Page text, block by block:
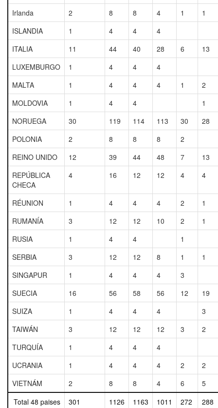
Irlanda
2 8 8 4 1
1
ISLANDIA
1 4 4
4
ITALIA
11 44 40 28 6
13
LUXEMBURGO
1 4 4
4
MALTA
1 4 4 4 1
2
MOLDOVIA
1 4 4
1
NORUEGA
30 119 114 113 30
28
POLONIA
2 8 8 8
2
REINO UNIDO
12 39 44 48 7
13
REPÚBLICA
CHECA
4 16 12 12 4 4
RÉUNION 1 4 4 4 2
1
RUMANÍA
3 12 12 10 2
1
RUSIA
1 4 4
1
SERBIA
3 12 12 8 1
1
SINGAPUR
1 4 4 4
3
SUECIA
16 56 58 56 12
19
SUIZA
1 4 4 4
3
TAIWÁN
3 12 12 12 3
2
TURQUÍA
1 4 4
4
UCRANIA
1 4 4 4 2
2
VIETNÁM
2 8 8 4 6
5
Total 48 paises
301 1126 1163 1011 272 288